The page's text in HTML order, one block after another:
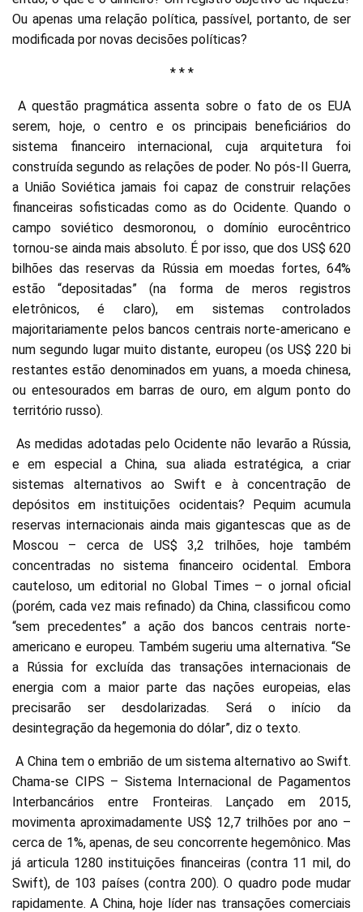
Ou apenas uma relação política, passível, portanto, de ser
modificada por novas decisões políticas?
* * *
A questão pragmática assenta sobre o fato de os EUA
serem, hoje, o centro e os principais beneficiários do
sistema financeiro internacional, cuja arquitetura foi
construída segundo as relações de poder. No pós-II Guerra,
a União Soviética jamais foi capaz de construir relações
financeiras sofisticadas como as do Ocidente. Quando o
campo soviético desmoronou, o domínio eurocêntrico
tornou-se ainda mais absoluto. É por isso, que dos US$ 620
bilhões das reservas da Rússia em moedas fortes, 64%
estão “depositadas” (na forma de meros registros
eletrônicos, é claro), em sistemas controlados
majoritariamente pelos bancos centrais norte-americano e
num segundo lugar muito distante, europeu (os US$ 220 bi
restantes estão denominados em yuans, a moeda chinesa,
ou entesourados em barras de ouro, em algum ponto do
território russo).
As medidas adotadas pelo Ocidente não levarão a Rússia,
e em especial a China, sua aliada estratégica, a criar
sistemas alternativos ao Swift e à concentração de
depósitos em instituições ocidentais? Pequim acumula
reservas internacionais ainda mais gigantescas que as de
Moscou – cerca de US$ 3,2 trilhões, hoje também
concentradas no sistema financeiro ocidental. Embora
cauteloso, um editorial no Global Times – o jornal oficial
(porém, cada vez mais refinado) da China, classificou como
“sem precedentes” a ação dos bancos centrais norte-
americano e europeu. Também sugeriu uma alternativa. “Se
a Rússia for excluída das transações internacionais de
energia com a maior parte das nações europeias, elas
precisarão ser desdolarizadas. Será o início da
desintegração da hegemonia do dólar”, diz o texto.
A China tem o embrião de um sistema alternativo ao Swift.
Chama-se CIPS – Sistema Internacional de Pagamentos
Interbancários entre Fronteiras. Lançado em 2015,
movimenta aproximadamente US$ 12,7 trilhões por ano –
cerca de 1%, apenas, de seu concorrente hegemônico. Mas
já articula 1280 instituições financeiras (contra 11 mil, do
Swift), de 103 países (contra 200). O quadro pode mudar
rapidamente. A China, hoje líder nas transações comerciais